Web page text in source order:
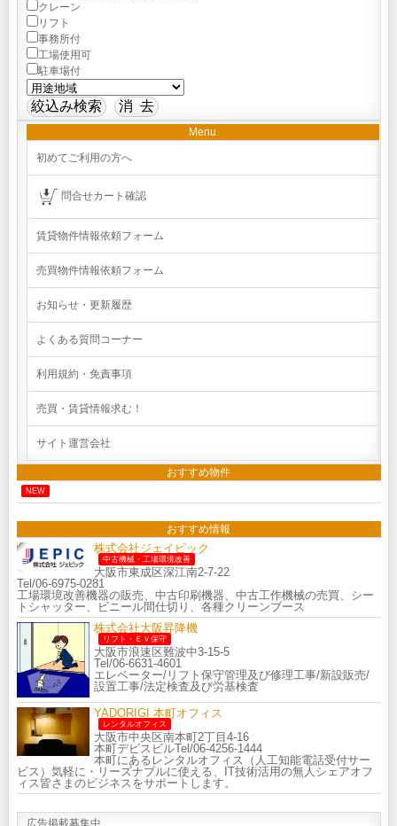
クレーン
リフト
事務所付
工場使用可
駐車場付
Menu
初めてご利用の方へ
問合せカート確認
賃貸物件情報依頼フォーム
売買物件情報依頼フォーム
お知らせ・更新履歴
よくある質問コーナー
利用規約・免責事項
売買・賃貸情報求む！
サイト運営会社
おすすめ物件
NEW
おすすめ情報
株式会社ジェイピック
中古機械・工場環境改善
大阪市東成区深江南2-7-22
Tel/06-6975-0281
工場環境改善機器の販売、中古印刷機器、中古工作機械の売買、シー
トシャッター、ビニール間仕切り、各種クリーンブース
株式会社大阪昇降機
リフト・ＥＶ保守
大阪市浪速区難波中3-15-5
Tel/06-6631-4601
エレベーター/リフト保守管理及び修理工事/新設販売/
設置工事/法定検査及び労基検査
YADORIGI 本町オフィス
レンタルオフィス
大阪市中央区南本町2丁目4-16
本町デビスビルTel/06-4256-1444
本町にあるレンタルオフィス（人工知能電話受付サー
ビス）気軽に・リーズナブルに使える、IT技術活用の無人シェアオフ
ィス皆さまのビジネスをサポートします。